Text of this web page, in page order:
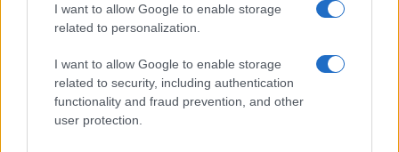
I want to allow Google to enable storage
related to personalization.
I want to allow Google to enable storage
related to security, including authentication
functionality and fraud prevention, and other
user protection.
I nostri cari
I nostri cari